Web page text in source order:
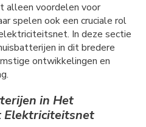
alleen voordelen voor
spelen ook een cruciale rol
In deze sectie
in dit bredere
ontwikkelingen en
in Het
Elektriciteitsnet